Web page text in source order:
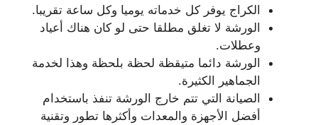
الكراج يوفر كل خدماته يوميا وكل ساعة تقريبا.
الورشة لا تغلق مطلقا حتى لو كان هناك أعياد
وعطلات.
الورشة دائما متيقظة لحظة بلحظة وهذا لخدمة
الجماهير الكثيرة.
الصيانة التي تتم خارج الورشة تنفذ باستخدام
أفضل الأجهزة والمعدات وأكثرها تطور وتقنية